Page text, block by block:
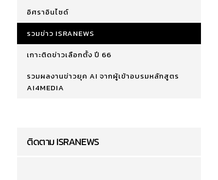
อิศราอินไซด์
รวมข่าว ISRANEWS
เกาะติดข่าวเลือกตั้ง ปี 66
รวมผลงานข่าวยุค AI จากผู้เข้าอบรมหลักสูตร
AI4MEDIA
ติดตาม ISRANEWS